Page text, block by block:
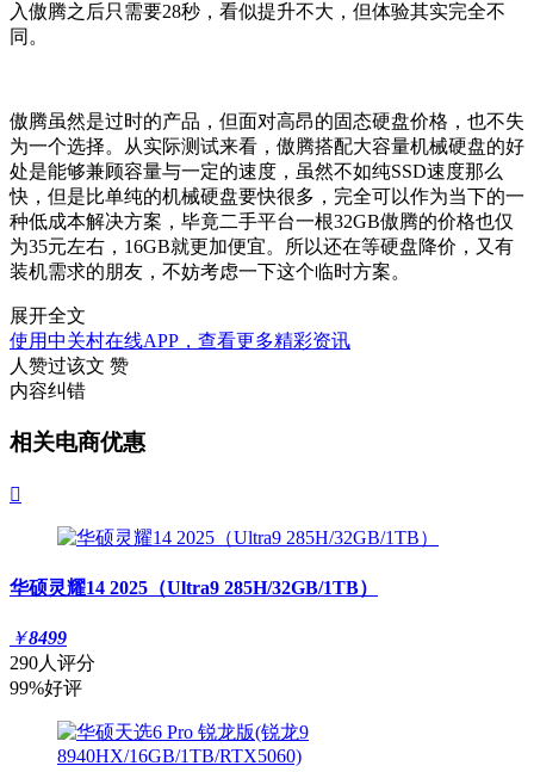
入傲腾之后只需要28秒，看似提升不大，但体验其实完全不
同。
傲腾虽然是过时的产品，但面对高昂的固态硬盘价格，也不失
为一个选择。从实际测试来看，傲腾搭配大容量机械硬盘的好
处是能够兼顾容量与一定的速度，虽然不如纯SSD速度那么
快，但是比单纯的机械硬盘要快很多，完全可以作为当下的一
种低成本解决方案，毕竟二手平台一根32GB傲腾的价格也仅
为35元左右，16GB就更加便宜。所以还在等硬盘降价，又有
装机需求的朋友，不妨考虑一下这个临时方案。
展开全文
使用中关村在线APP，查看更多精彩资讯
人赞过该文 赞
内容纠错
相关电商优惠

华硕灵耀14 2025（Ultra9 285H/32GB/1TB）
￥8499
290人评分
99%好评